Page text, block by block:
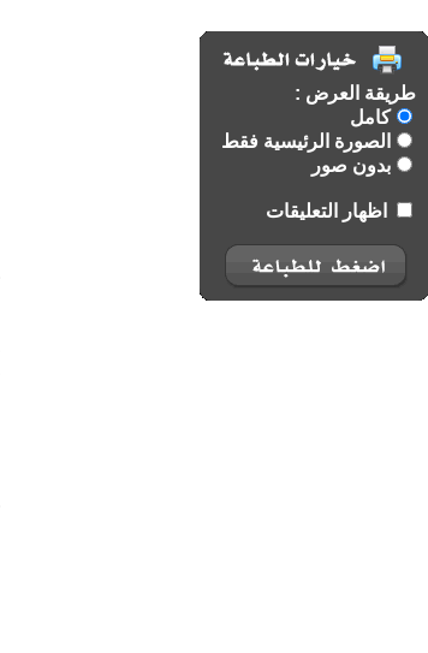
طريقة العرض :
كامل
الصورة الرئيسية فقط
بدون صور
اظهار التعليقات